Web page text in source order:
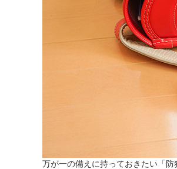
ほしいもの
お知らせ
万が一の備えに持っておきたい「